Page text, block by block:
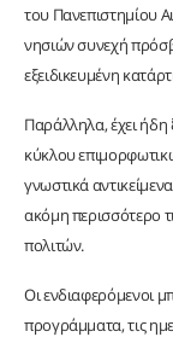
του Πανεπιστημίου
νησιών συνεχή
εξειδικευμένη
Παράλληλα, έχει ήδη
κύκλου
γνωστικά
ακόμη περισσότερο
πολιτών.
Οι ενδιαφερόμενοι
προγράμματα, τις